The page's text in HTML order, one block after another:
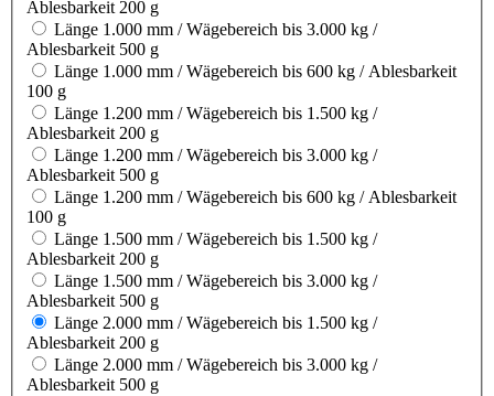
Ablesbarkeit 200 g
Länge 1.000 mm / Wägebereich bis 3.000 kg /
Ablesbarkeit 500 g
Länge 1.000 mm / Wägebereich bis 600 kg / Ablesbarkeit
100 g
Länge 1.200 mm / Wägebereich bis 1.500 kg /
Ablesbarkeit 200 g
Länge 1.200 mm / Wägebereich bis 3.000 kg /
Ablesbarkeit 500 g
Länge 1.200 mm / Wägebereich bis 600 kg / Ablesbarkeit
100 g
Länge 1.500 mm / Wägebereich bis 1.500 kg /
Ablesbarkeit 200 g
Länge 1.500 mm / Wägebereich bis 3.000 kg /
Ablesbarkeit 500 g
Länge 2.000 mm / Wägebereich bis 1.500 kg /
Ablesbarkeit 200 g
Länge 2.000 mm / Wägebereich bis 3.000 kg /
Ablesbarkeit 500 g